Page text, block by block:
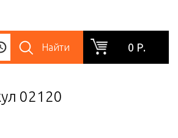
Найти 0 Р.
02120